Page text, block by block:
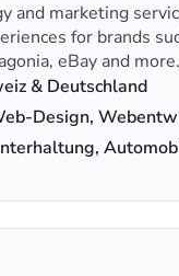
and marketing
for brands
eBay and more.
& Deutschland
Design,